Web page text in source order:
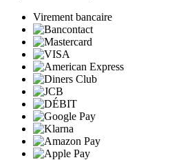
Virement bancaire